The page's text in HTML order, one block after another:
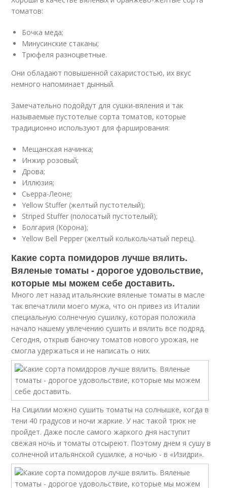
томатов:
Бочка меда;
Минусинские стаканы;
Трюфеля разноцветные.
Они обладают повышенной сахаристостью, их вкус
немного напоминает дынный.
Замечательно подойдут для сушки-вяления и так
называемые пустотелые сорта томатов, которые
традиционно используют для фарширования:
Мещанская начинка;
Инжир розовый;
Дрова;
Иллюзия;
Сьерра-Леоне;
Yellow Stuffer (желтый пустотелый);
Striped Stuffer (полосатый пустотелый);
Болгария (Корона);
Yellow Bell Pepper (желтый колькольчатый перец).
Какие сорта помидоров лучше вялить.
Вяленые томаты - дорогое удовольствие,
которые мы можем себе доставить.
Много лет назад итальянские вяленые томаты в масле
так впечатлили моего мужа, что он привез из Италии
специальную солнечную сушилку, которая положила
начало нашему увлечению сушить и вялить все подряд.
Сегодня, открыв баночку томатов нового урожая, не
смогла удержаться и не написать о них.
На Сицилии можно сушить томаты на солнышке, когда в
тени 40 градусов и ночи жаркие. У нас такой трюк не
пройдет. Даже после самого жаркого дня наступит
свежая ночь и томаты отсыреют. Поэтому днем я сушу в
солнечной итальянской сушилке, а ночью - в «Изидри».